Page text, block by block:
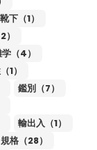
靴下（1）
（4）
1）
鑑別（7）
輸出入（1）
規格（28）